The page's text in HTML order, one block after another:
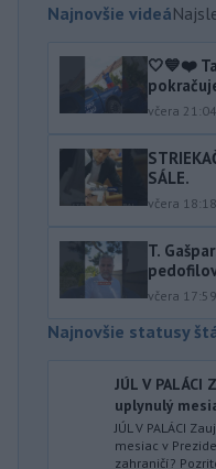
Najnovšie videá
🤍💙❤️
včera 21:04
SÁLE.
včera 18:18
T.
včera 17:59
Najnovšie statusy
JÚL V
uplynulý
JÚL V PALÁCI
mesiac v
zahraničí?